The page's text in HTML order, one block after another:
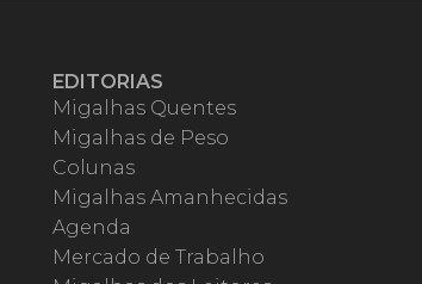
EDITORIAS
Migalhas Quentes
Migalhas de Peso
Colunas
Migalhas Amanhecidas
Agenda
Mercado de Trabalho